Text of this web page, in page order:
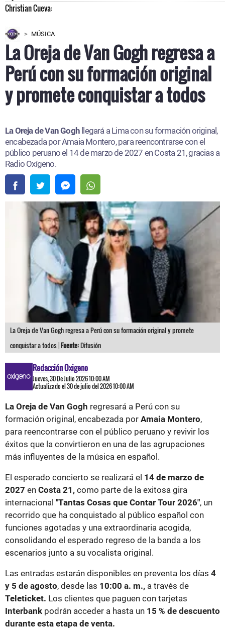
MÚSICA
La Oreja de Van Gogh regresa a
Perú con su formación original
y promete conquistar a todos
La Oreja de Van Gogh llegará a Lima con su formación original,
encabezada por Amaia Montero, para reencontrarse con el
público peruano el 14 de marzo de 2027 en Costa 21, gracias a
Radio Oxígeno.
La Oreja de Van Gogh regresa a Perú con su formación original y promete
conquistar a todos |Fuente:Difusión
Redacción Oxigeno
Jueves, 30 De Julio 2026 10:00 AM
Actualizado el 30 de julio del 2026 10:00 AM
La Oreja de Van Gogh regresará a Perú con su
formación original, encabezada por Amaia Montero,
para reencontrarse con el público peruano y revivir los
éxitos que la convirtieron en una de las agrupaciones
más influyentes de la música en español.
El esperado concierto se realizará el 14 de marzo de
2027 en Costa 21, como parte de la exitosa gira
internacional "Tantas Cosas que Contar Tour 2026", un
recorrido que ha conquistado al público español con
funciones agotadas y una extraordinaria acogida,
consolidando el esperado regreso de la banda a los
escenarios junto a su vocalista original.
Las entradas estarán disponibles en preventa los días 4
y 5 de agosto, desde las 10:00 a. m., a través de
Teleticket. Los clientes que paguen con tarjetas
Interbank podrán acceder a hasta un 15 % de descuento
durante esta etapa de venta.